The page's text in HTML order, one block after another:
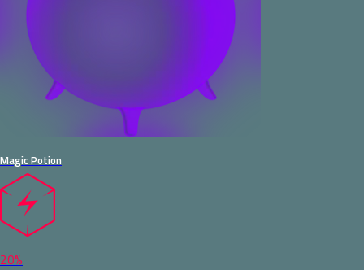
Magic Potion
20%